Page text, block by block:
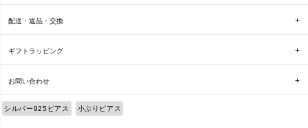
配送・返品・交換
ギフトラッピング
お問い合わせ
シルバー925ピアス 小ぶりピアス